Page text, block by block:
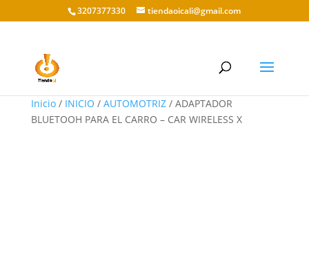
3207377330 tiendaoicali@gmail.com
Inicio/ INICIO / AUTOMOTRIZ/ ADAPTADOR
BLUETOOH PARA EL CARRO – CAR WIRELESS X